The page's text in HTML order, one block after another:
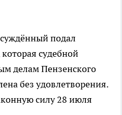
подал
судебной
делам Пензенского
без удовлетворения.
силу 28 июля